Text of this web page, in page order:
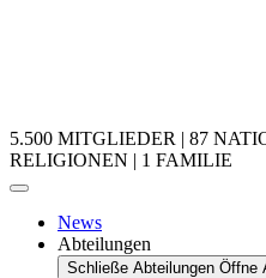
5.500 MITGLIEDER | 87
RELIGIONEN | 1 FAMILIE
News
Abteilungen
Schließe Abteilungen Öffne